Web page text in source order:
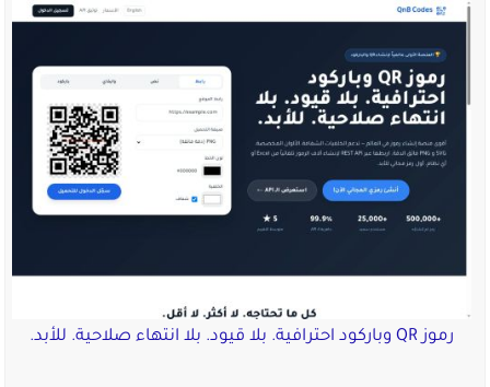
رموز QR وباركود احترافية. بلا قيود. بلا انتهاء صلاحية. للأبد.